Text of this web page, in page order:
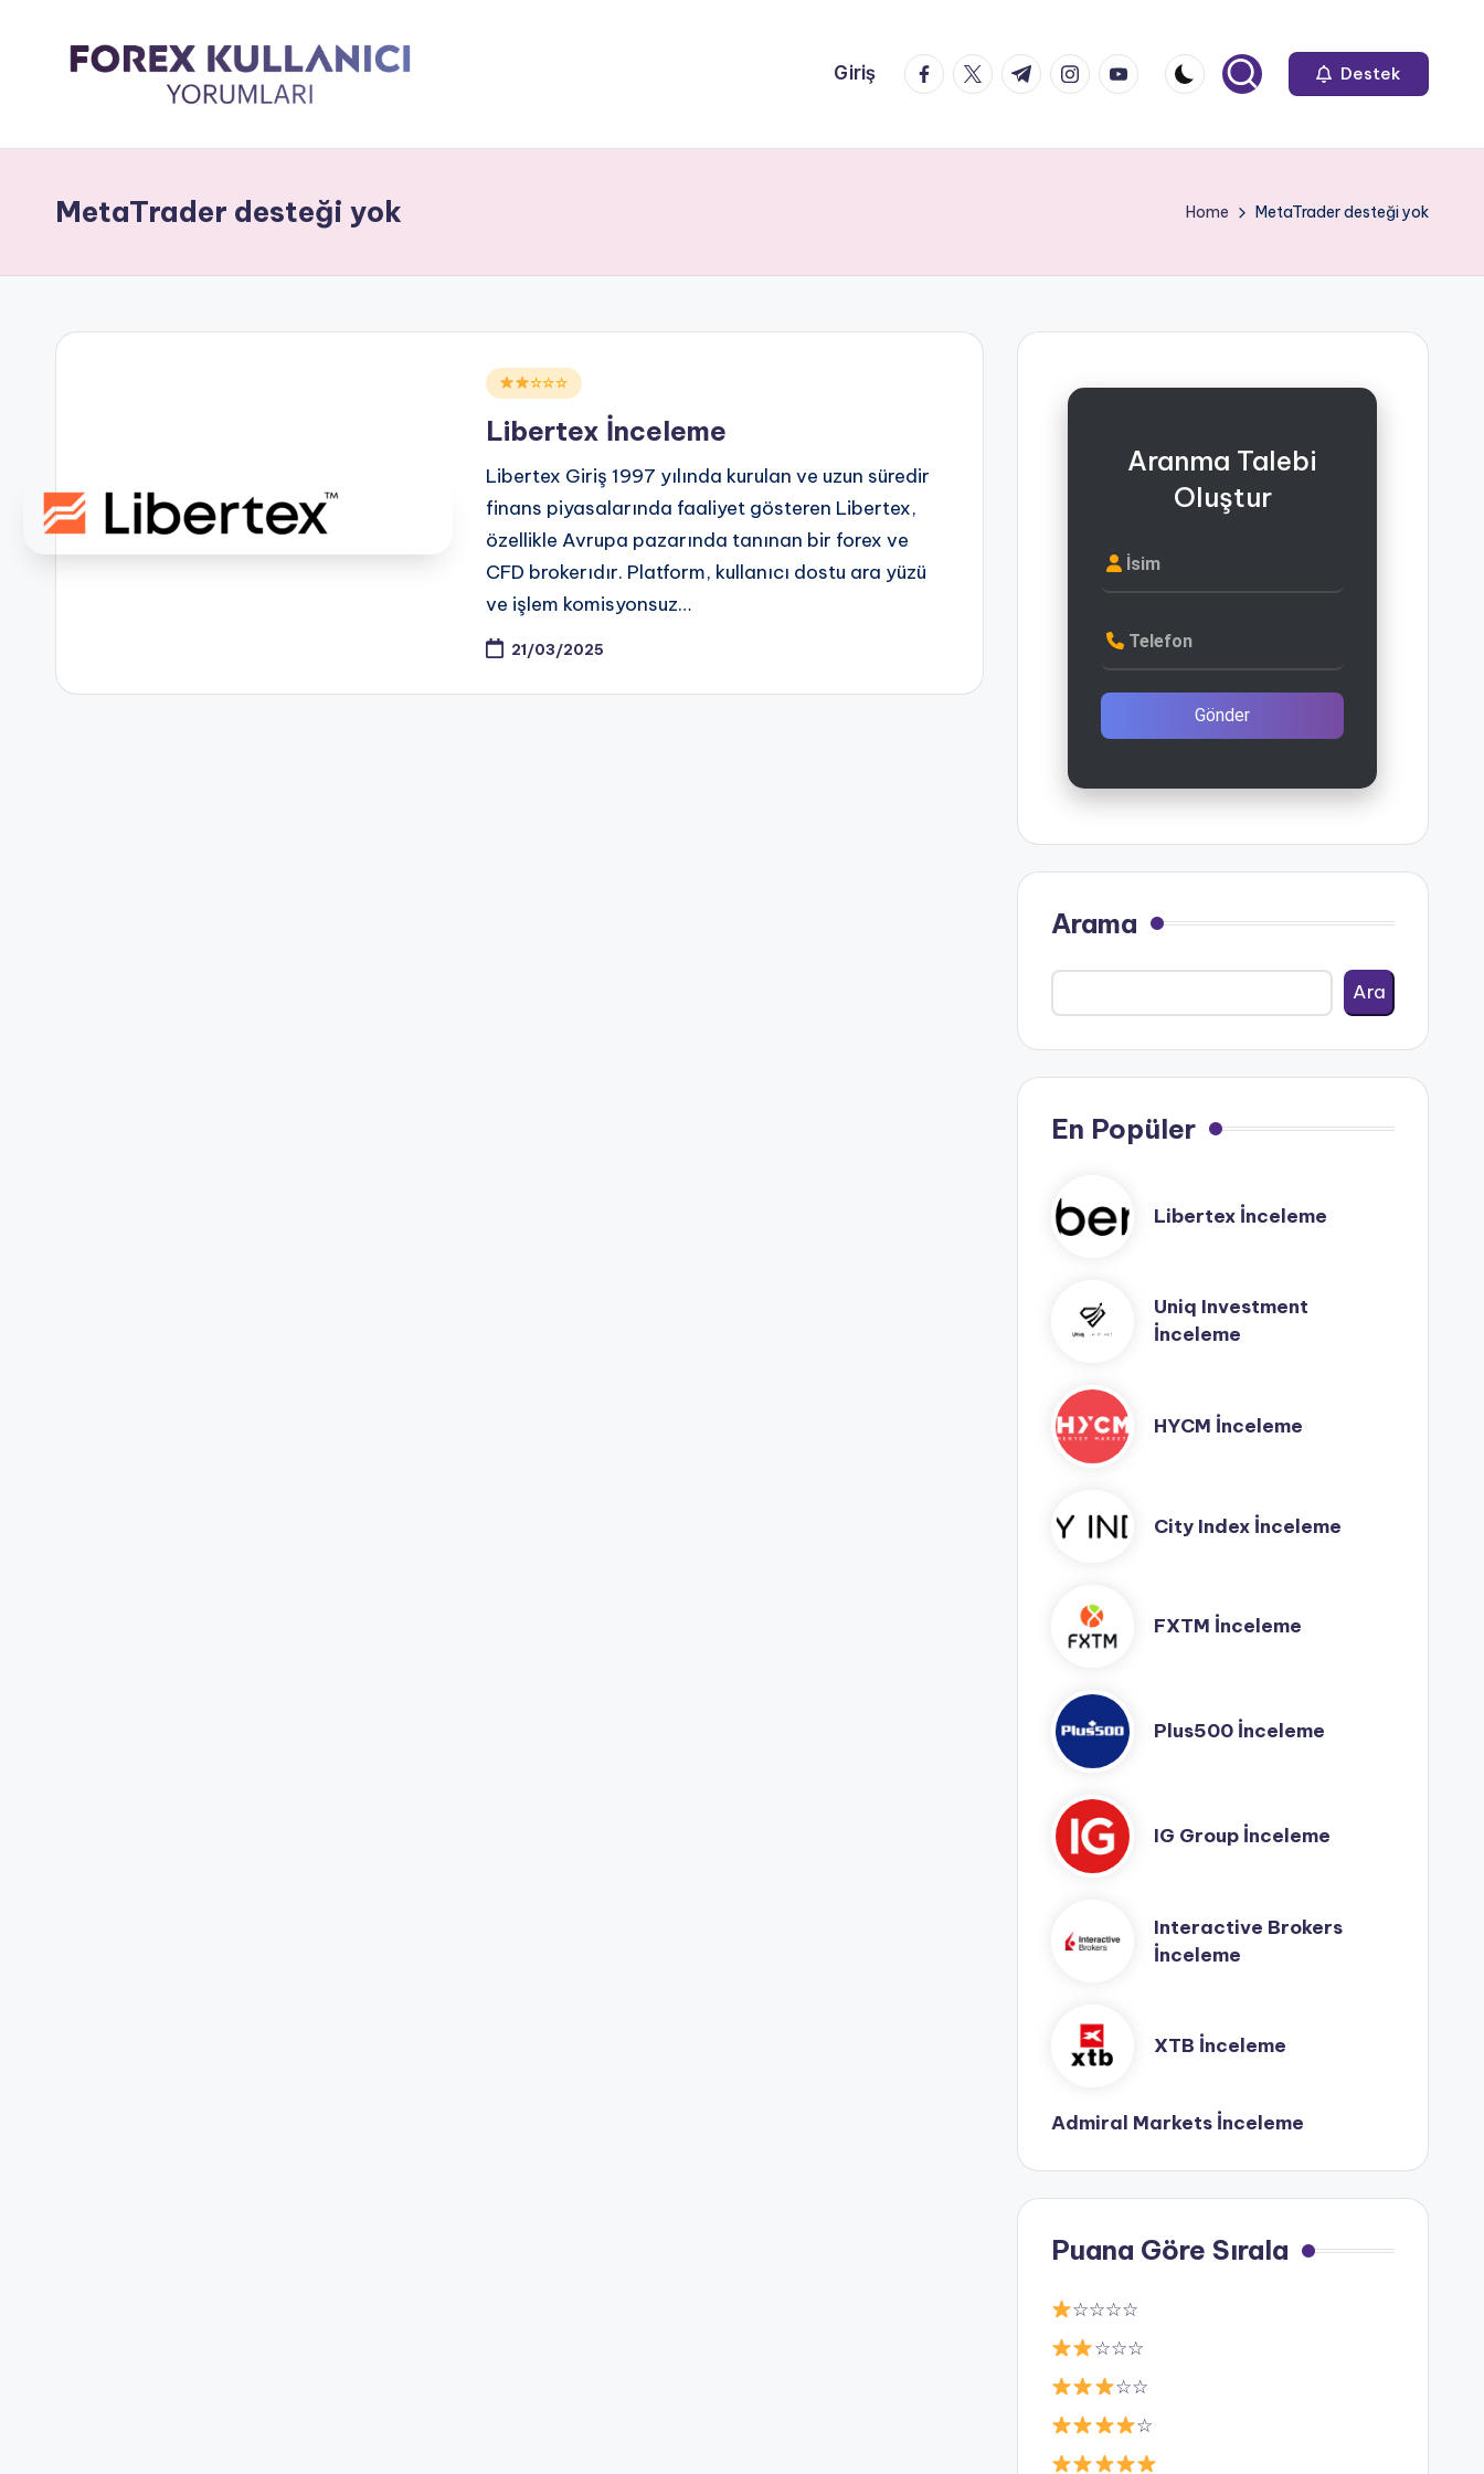
Giriş facebook.com
twitter.com
t.me instagram.com
youtube.com Destek
MetaTrader desteği yok Home MetaTrader desteği yok
Posted☆☆☆
Libertex İnceleme
Libertex Giriş 1997 yılında kurulan ve uzun süredir
finans piyasalarında faaliyet gösteren Libertex,
özellikle Avrupa pazarında tanınan bir forex ve
CFD brokerıdır. Platform, kullanıcı dostu ara yüzü
ve işlem komisyonsuz…
21/03/2025
Aranma Talebi
Oluştur
İsim
Telefon
Gönder
Arama
Ara
En Popüler
Libertex İnceleme
Uniq Investment
İnceleme
HYCM İnceleme
City Index İnceleme
FXTM İnceleme
Plus500 İnceleme
IG Group İnceleme
Interactive Brokers
İnceleme
XTB İnceleme
Admiral Markets İnceleme
Puana Göre Sırala
☆☆☆☆
☆☆☆
☆☆
☆